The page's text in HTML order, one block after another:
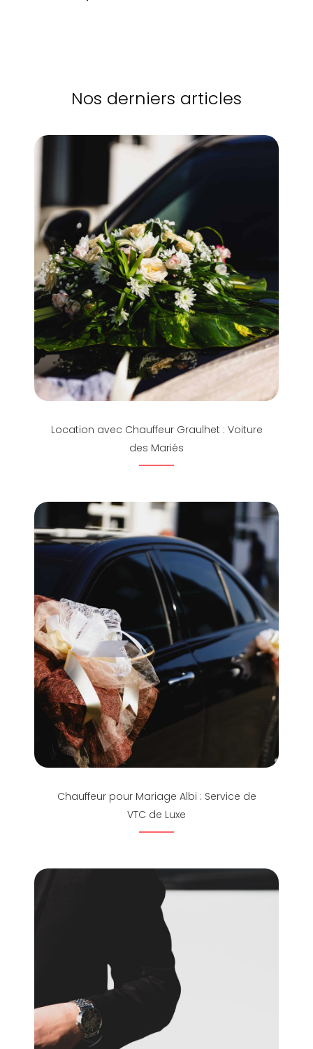
Nos derniers articles
Location avec Chauffeur Graulhet : Voiture
des Mariés
Chauffeur pour Mariage Albi : Service de
VTC de Luxe